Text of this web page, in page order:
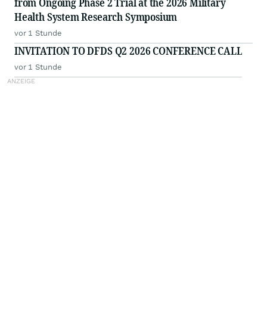
Health System Research Symposium
vor 1 Stunde
INVITATION TO DFDS Q2 2026 CONFERENCE CALL
vor 1 Stunde